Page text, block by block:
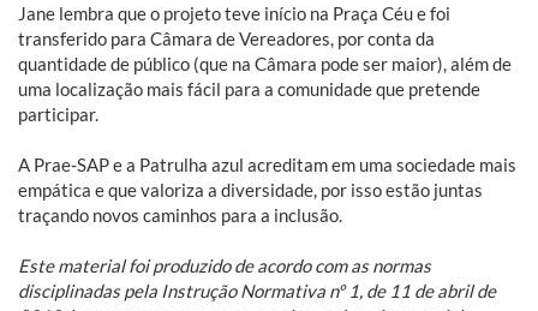
Jane lembra que o projeto teve início na Praça Céu e foi
transferido para Câmara de Vereadores, por conta da
quantidade de público (que na Câmara pode ser maior), além de
uma localização mais fácil para a comunidade que pretende
participar.
A Prae-SAP e a Patrulha azul acreditam em uma sociedade mais
empática e que valoriza a diversidade, por isso estão juntas
traçando novos caminhos para a inclusão.
Este material foi produzido de acordo com as normas
disciplinadas pela Instrução Normativa nº 1, de 11 de abril de